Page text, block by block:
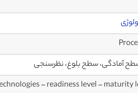
– readiness level – maturity